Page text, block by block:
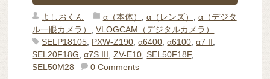
よしおくん α（本体） α（レンズ）
α（デジタ
ル一眼カメラ）
,VLOGCAM（デジタルカメラ）
SELP18105 PXW-Z190 ,α6400 ,α6100 ,α7 II
SEL20F18G ,α7S III ,ZV-E10 ,SEL50F18F,
SEL50M28
0 Comments